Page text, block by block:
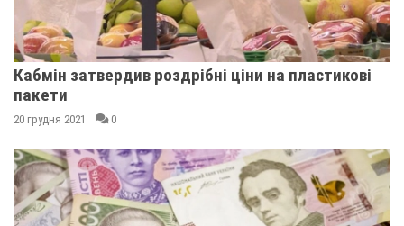
Кабмін затвердив роздрібні ціни на пластикові
пакети
20 грудня 2021 0